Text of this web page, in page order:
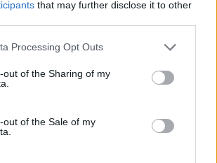
that may further disclose it to other
Processing Opt Outs
out of the Sharing of my
out of the Sale of my